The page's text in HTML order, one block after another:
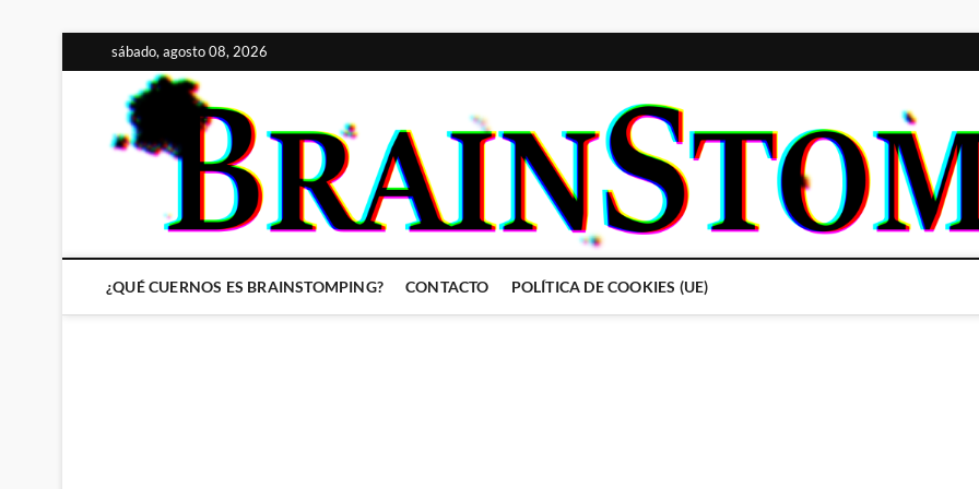
al
contenido
sábado, agosto 08, 2026
¿QUÉ CUERNOS ES BRAINSTOMPING? CONTACTO POLÍTICA DE COOKIES (UE)